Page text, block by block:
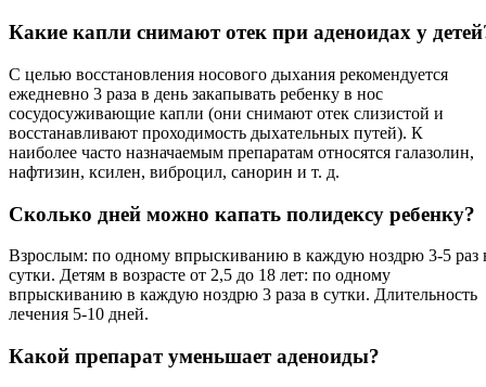
Какие капли снимают отек при аденоидах у
С целью восстановления носового дыхания рекомендуется
ежедневно 3 раза в день закапывать ребенку в нос
сосудосуживающие капли (они снимают отек слизистой и
восстанавливают проходимость дыхательных путей). К
наиболее часто назначаемым препаратам относятся галазолин,
нафтизин, ксилен, виброцил, санорин и т. д.
Сколько дней можно капать полидексу ребенку?
Взрослым: по одному впрыскиванию в каждую ноздрю 3-5 раз
сутки. Детям в возрасте от 2,5 до 18 лет: по одному
впрыскиванию в каждую ноздрю 3 раза в сутки. Длительность
лечения 5-10 дней.
Какой препарат уменьшает аденоиды?